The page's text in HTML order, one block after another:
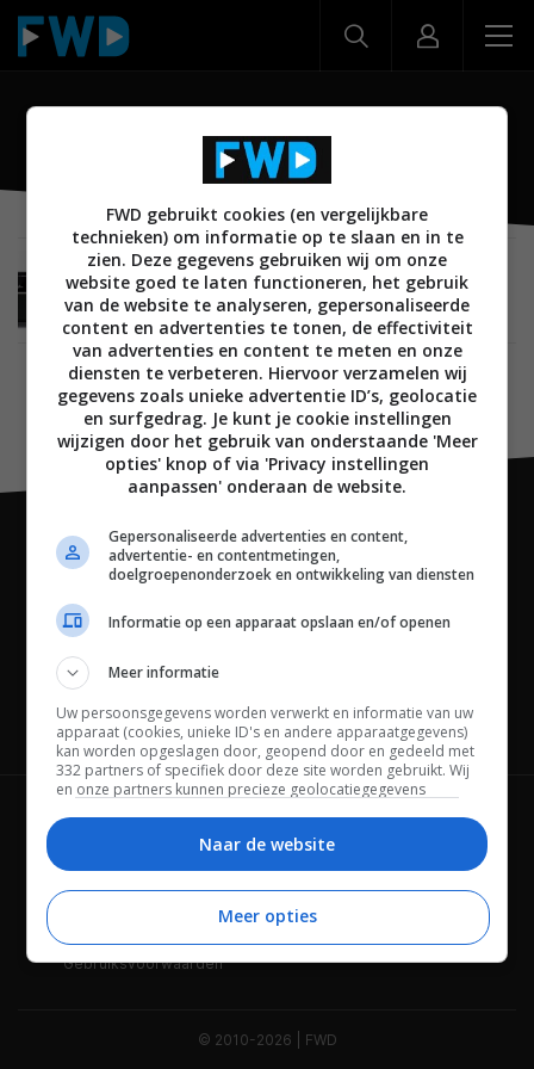
RX-V471
BEELD AUDIO 14 APRIL 2011
Yamaha komt met vier nieuwe AV receivers,
waaronder RX-V671 topmodel
Channels
Wie is FWD Privacybeleid
Adverteren Contact
Gebruiksvoorwaarden
© 2010-2026 | FWD
FWD gebruikt cookies (en vergelijkbare
technieken) om informatie op te slaan en in te
zien. Deze gegevens gebruiken wij om onze
website goed te laten functioneren, het gebruik
van de website te analyseren, gepersonaliseerde
content en advertenties te tonen, de effectiviteit
van advertenties en content te meten en onze
diensten te verbeteren. Hiervoor verzamelen wij
gegevens zoals unieke advertentie ID’s, geolocatie
en surfgedrag. Je kunt je cookie instellingen
wijzigen door het gebruik van onderstaande 'Meer
opties' knop of via 'Privacy instellingen
aanpassen' onderaan de website.
Gepersonaliseerde advertenties en content,
advertentie- en contentmetingen,
doelgroepenonderzoek en ontwikkeling van diensten
Informatie op een apparaat opslaan en/of openen
Meer informatie
Uw persoonsgegevens worden verwerkt en informatie van uw
apparaat (cookies, unieke ID's en andere apparaatgegevens)
kan worden opgeslagen door, geopend door en gedeeld met
332 partners of specifiek door deze site worden gebruikt. Wij
en onze partners kunnen precieze geolocatiegegevens
Bepaalde leveranciers kunnen uw persoonsgegevens
beheren. Zoek onderaan deze pagina of in het sitemenu naar
een link om uw toestemming te beheren of in te trekken via de
privacy- en cookie-instellingen.
Naar de website
Meer opties